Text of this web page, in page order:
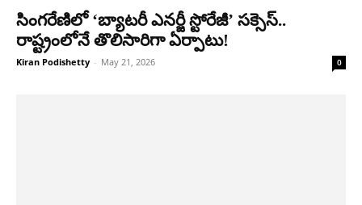
సింగరేణిలో ‘బ్యాటరీ ఎనర్జీ స్టోరేజీ’ సక్సెస్..
రాష్ట్రంలోనే తొలిసారిగా ఏర్పాటు!
Kiran Podishetty - May 21, 2026 0